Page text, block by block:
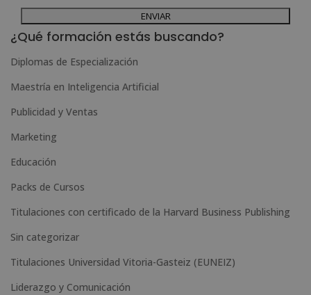
Para más información consulte nuestra Política de Privacidad.
Desea recibir información comercial (vía telefónica y/o email):
A
l
e
r
n
i
v
e
¿Qué formación estás buscando?
Diplomas de Especialización
Maestría en Inteligencia Artificial
Publicidad y Ventas
Marketing
Educación
Packs de Cursos
Titulaciones con certificado de la Harvard Business Publishing
Sin categorizar
Titulaciones Universidad Vitoria-Gasteiz (EUNEIZ)
Liderazgo y Comunicación